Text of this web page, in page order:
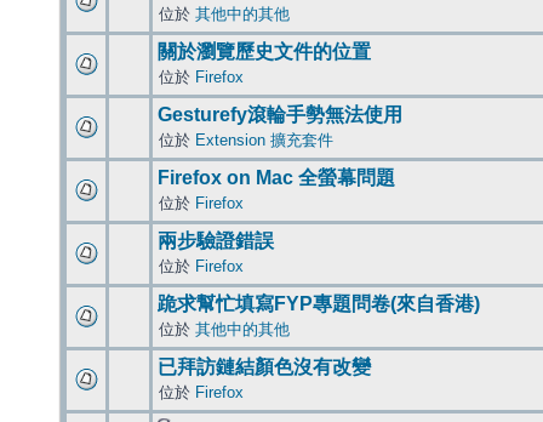
位於 其他中的其他
關於瀏覽歷史文件的位置
位於 Firefox
Gesturefy滾輪手勢無法使用
位於 Extension 擴充套件
Firefox on Mac 全螢幕問題
位於 Firefox
兩步驗證錯誤
位於 Firefox
跪求幫忙填寫FYP專題問卷(來自香港)
位於 其他中的其他
已拜訪鏈結顏色沒有改變
位於 Firefox